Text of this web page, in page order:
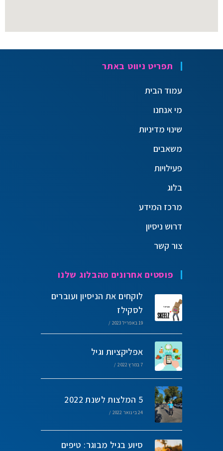
תפריט ניווט באתר
עמוד הבית
מי אנחנו
שינוי מדיניות
משאבים
פעילויות
בלוג
מרכז המידע
דרוש ניסיון
צור קשר
פוסטים אחרונים מהבלוג שלנו
לוקחים את הניסיון ועוברים
לסקילז
19 באפריל 2023 /
אפליקציות וגיל
7 במרץ 2022 /
5 המלצות לשנת 2022
24 בינואר 2022 /
סיוע בגיל מבוגר: טיפים